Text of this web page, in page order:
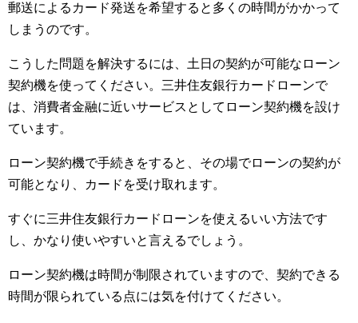
郵送によるカード発送を希望すると多くの時間がかかって
しまうのです。
こうした問題を解決するには、土日の契約が可能なローン
契約機を使ってください。三井住友銀行カードローンで
は、消費者金融に近いサービスとしてローン契約機を設け
ています。
ローン契約機で手続きをすると、その場でローンの契約が
可能となり、カードを受け取れます。
すぐに三井住友銀行カードローンを使えるいい方法です
し、かなり使いやすいと言えるでしょう。
ローン契約機は時間が制限されていますので、契約できる
時間が限られている点には気を付けてください。